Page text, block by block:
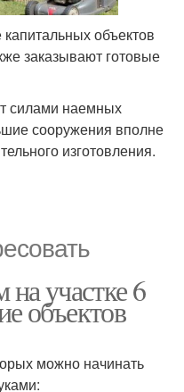
объектов
заказывают готовые
силами наемных
сооружения вполне
изготовления.
на участке 6
объектов
можно начинать